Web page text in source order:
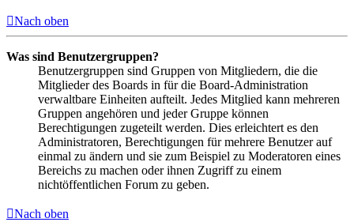
Nach oben
Was sind Benutzergruppen?
Benutzergruppen sind Gruppen von Mitgliedern, die die
Mitglieder des Boards in für die Board-Administration
verwaltbare Einheiten aufteilt. Jedes Mitglied kann mehreren
Gruppen angehören und jeder Gruppe können
Berechtigungen zugeteilt werden. Dies erleichtert es den
Administratoren, Berechtigungen für mehrere Benutzer auf
einmal zu ändern und sie zum Beispiel zu Moderatoren eines
Bereichs zu machen oder ihnen Zugriff zu einem
nichtöffentlichen Forum zu geben.
Nach oben